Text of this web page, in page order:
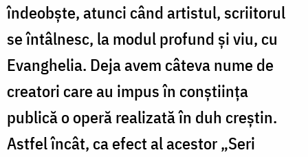
îndeobşte, atunci când artistul, scriitorul
se întâlnesc, la modul profund şi viu, cu
Evanghelia. Deja avem câteva nume de
creatori care au impus în conştiinţa
publică o operă realizată în duh creştin.
Astfel încât, ca efect al acestor „Seri